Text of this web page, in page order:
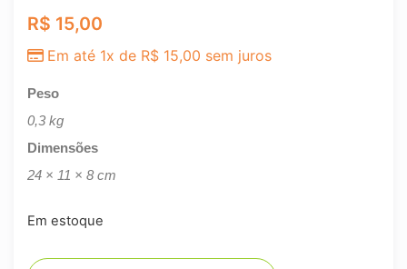
R$ 15,00
Em até 1x de R$ 15,00 sem juros
Peso
0,3 kg
Dimensões
24 × 11 × 8 cm
Em estoque